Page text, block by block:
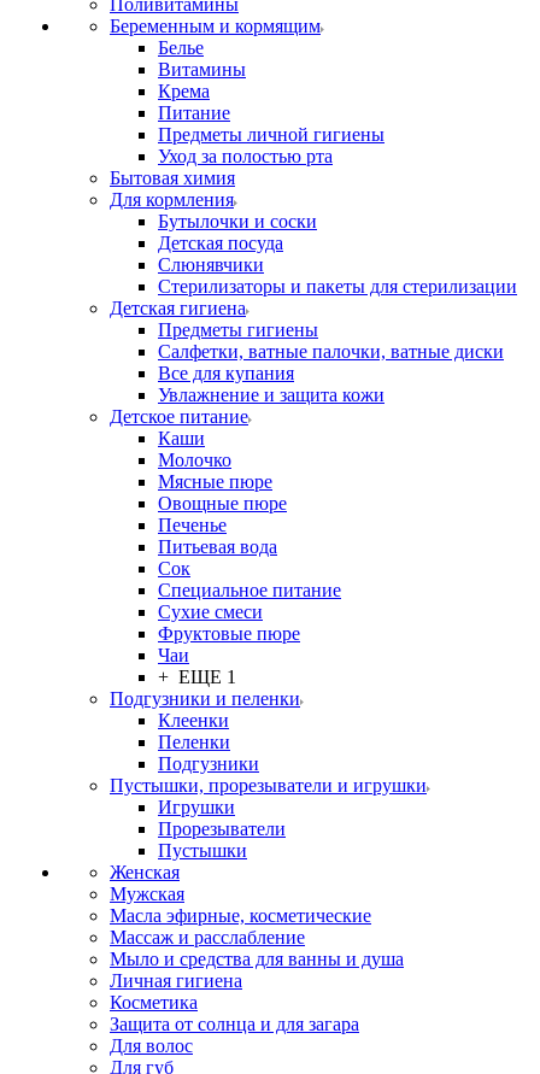
Поливитамины
Беременным и кормящим
Белье
Витамины
Крема
Питание
Предметы личной гигиены
Уход за полостью рта
Бытовая химия
Для кормления
Бутылочки и соски
Детская посуда
Слюнявчики
Стерилизаторы и пакеты для стерилизации
Детская гигиена
Предметы гигиены
Салфетки, ватные палочки, ватные диски
Все для купания
Увлажнение и защита кожи
Детское питание
Каши
Молочко
Мясные пюре
Овощные пюре
Печенье
Питьевая вода
Сок
Специальное питание
Сухие смеси
Фруктовые пюре
Чаи
+ ЕЩЕ 1
Подгузники и пеленки
Клеенки
Пеленки
Подгузники
Пустышки, прорезыватели и игрушки
Игрушки
Прорезыватели
Пустышки
Женская
Мужская
Масла эфирные, косметические
Массаж и расслабление
Мыло и средства для ванны и душа
Личная гигиена
Косметика
Защита от солнца и для загара
Для волос
Для губ